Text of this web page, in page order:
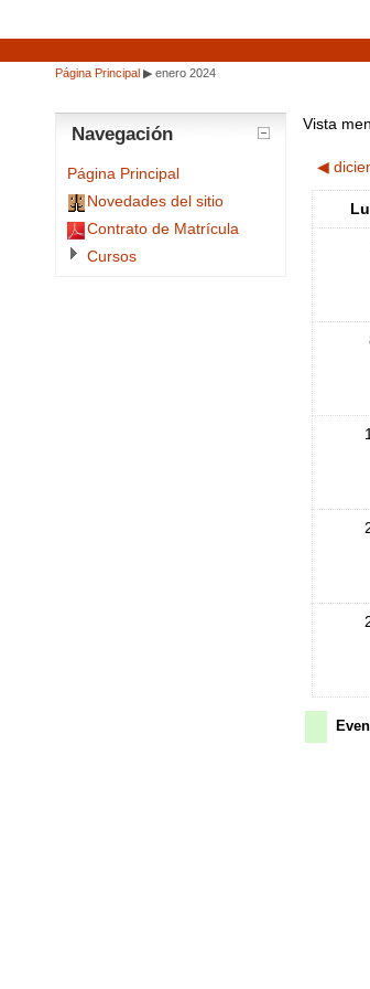
Página Principal ▶ enero 2024
Vista
◀
Navegación
Página Principal
Novedades del sitio
Contrato de Matrícula
Cursos